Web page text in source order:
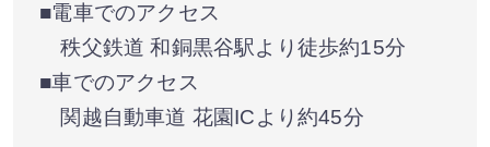
■電車でのアクセス
秩父鉄道 和銅黒谷駅より徒歩約15分
■車でのアクセス
関越自動車道 花園ICより約45分